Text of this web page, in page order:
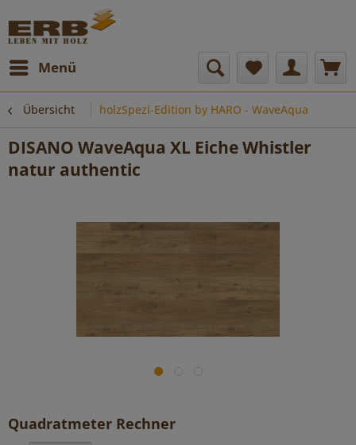
Menü
Übersicht holzSpezi-Edition by HARO - WaveAqua
DISANO WaveAqua XL Eiche Whistler
natur authentic
Quadratmeter Rechner